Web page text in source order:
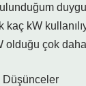
kaç kW
olduğu çok
Düşünceler